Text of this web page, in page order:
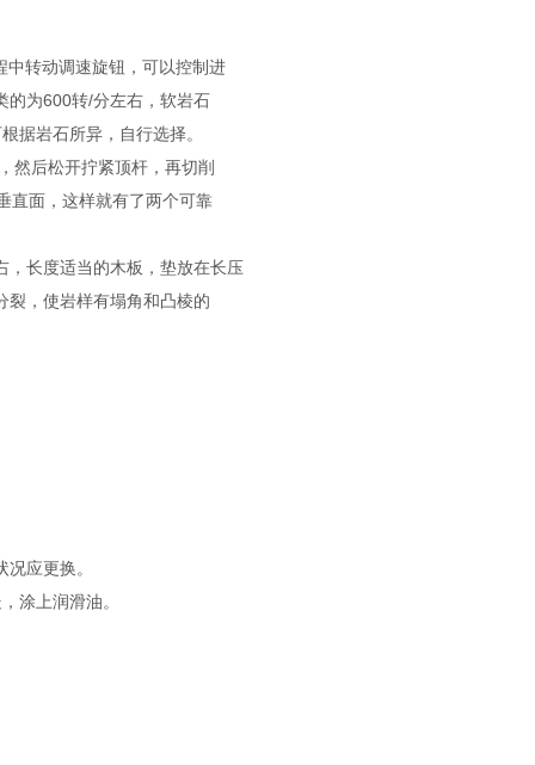
转动调速旋钮，可以控制进
的为600转/分左右，软岩石
据岩石所异，自行选择。
然后松开拧紧顶杆，再切削
直面，这样就有了两个可靠
长度适当的木板，垫放在长压
裂，使岩样有塌角和凸棱的
应更换。
涂上润滑油。